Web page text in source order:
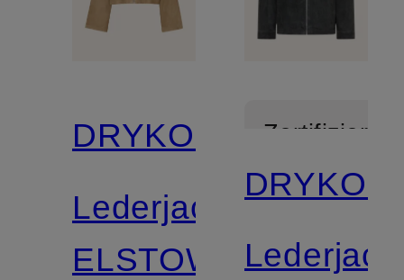
DRYKORN
Lederjacke
ELSTOW
Zertifiziert